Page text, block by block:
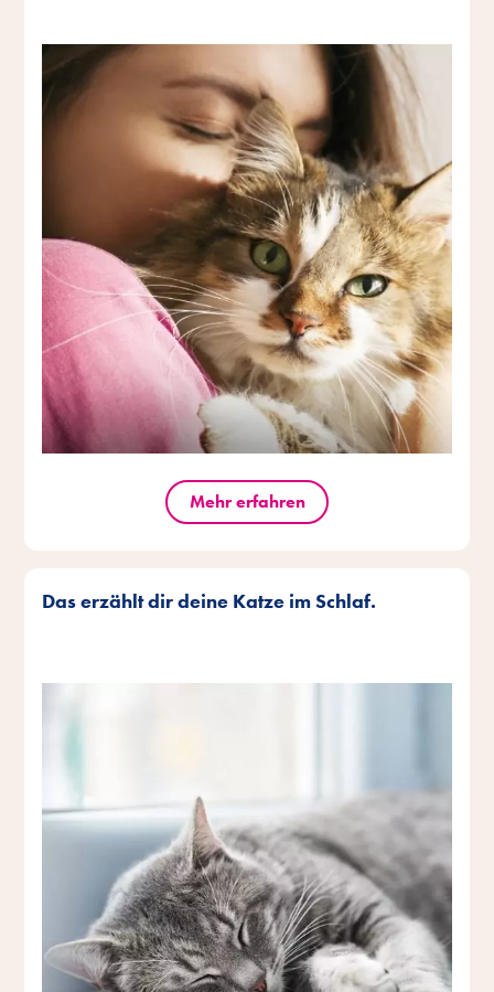
Mehr erfahren
Das erzählt dir deine Katze im Schlaf.